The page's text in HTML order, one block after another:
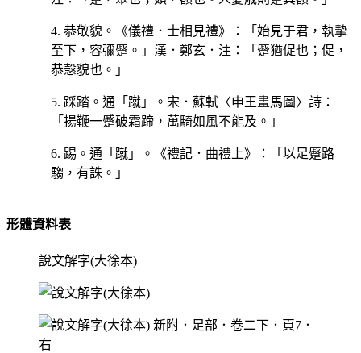
4. 恭敬貌。《儀禮．士相見禮》：「始見于君，執摯
至下，容彌蹙。」漢．鄭玄．注：「蹙猶促也；促，
恭愨貌也。」
5. 踩踏。通「蹴」。宋．蘇軾〈申王畫馬圖〉詩：
「揚鞭一蹙破霜蹄，萬騎如風不能及。」
6. 踢。通「蹴」。《禮記．曲禮上》：「以足蹙路
騶，有誅。」
形體資料表
說文解字(大徐本)